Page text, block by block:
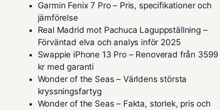
Garmin Fenix 7 Pro – Pris, specifikationer och
jämförelse
Real Madrid mot Pachuca Laguppställning –
Förväntad elva och analys inför 2025
Swappie iPhone 13 Pro – Renoverad från 3599
kr med garanti
Wonder of the Seas – Världens största
kryssningsfartyg
Wonder of the Seas – Fakta, storlek, pris och